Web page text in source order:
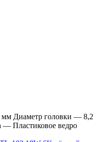
Диаметр головки — 8,2
Пластиковое ведро